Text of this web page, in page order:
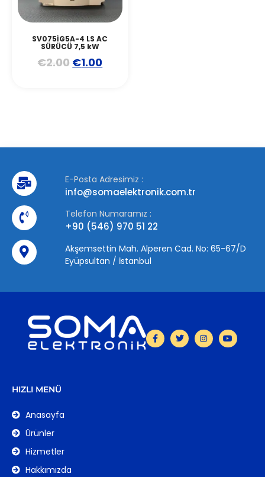
SV075İG5A-4 LS AC
SÜRÜCÜ 7,5 kW
€2.00 €1.00
E-Posta Adresimiz :
info@somaelektronik.com.tr
Telefon Numaramız :
+90 (546) 970 51 22
Akşemsettin Mah. Alperen Cad. No: 65-67/D
Eyüpsultan / İstanbul
HIZLI MENÜ
Anasayfa
Ürünler
Hizmetler
Hakkımızda